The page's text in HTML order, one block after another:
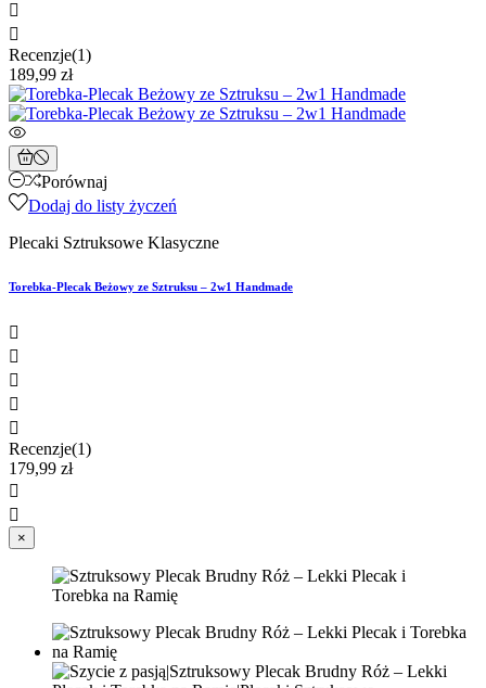


Recenzje(1)
189,99 zł
Porównaj
Dodaj do listy życzeń
Plecaki Sztruksowe Klasyczne
Torebka-Plecak Beżowy ze Sztruksu – 2w1 Handmade





Recenzje(1)
179,99 zł


×